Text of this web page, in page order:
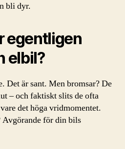
bli dyr.
egentligen
elbil?
Det är sant. Men bromsar? De
– och faktiskt slits de ofta
det höga vridmomentet.
för din bils